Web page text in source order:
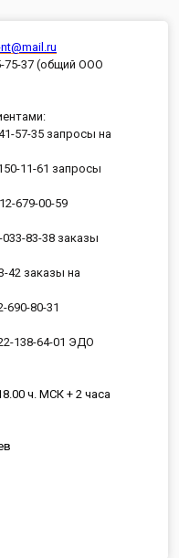
75-37 (общий ООО
57-35 запросы на
11-61 запросы
679-00-59
83-38 заказы
42 заказы на
690-80-31
138-64-01 ЭДО
ч. МСК + 2 часа